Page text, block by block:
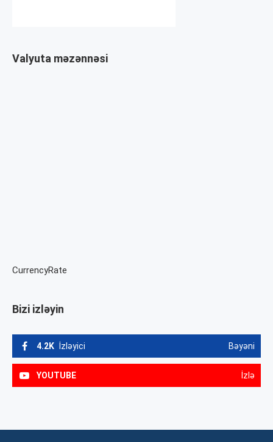
Valyuta məzənnəsi
CurrencyRate
Bizi izləyin
4.2K İzləyici Bəyəni
YOUTUBE İzlə